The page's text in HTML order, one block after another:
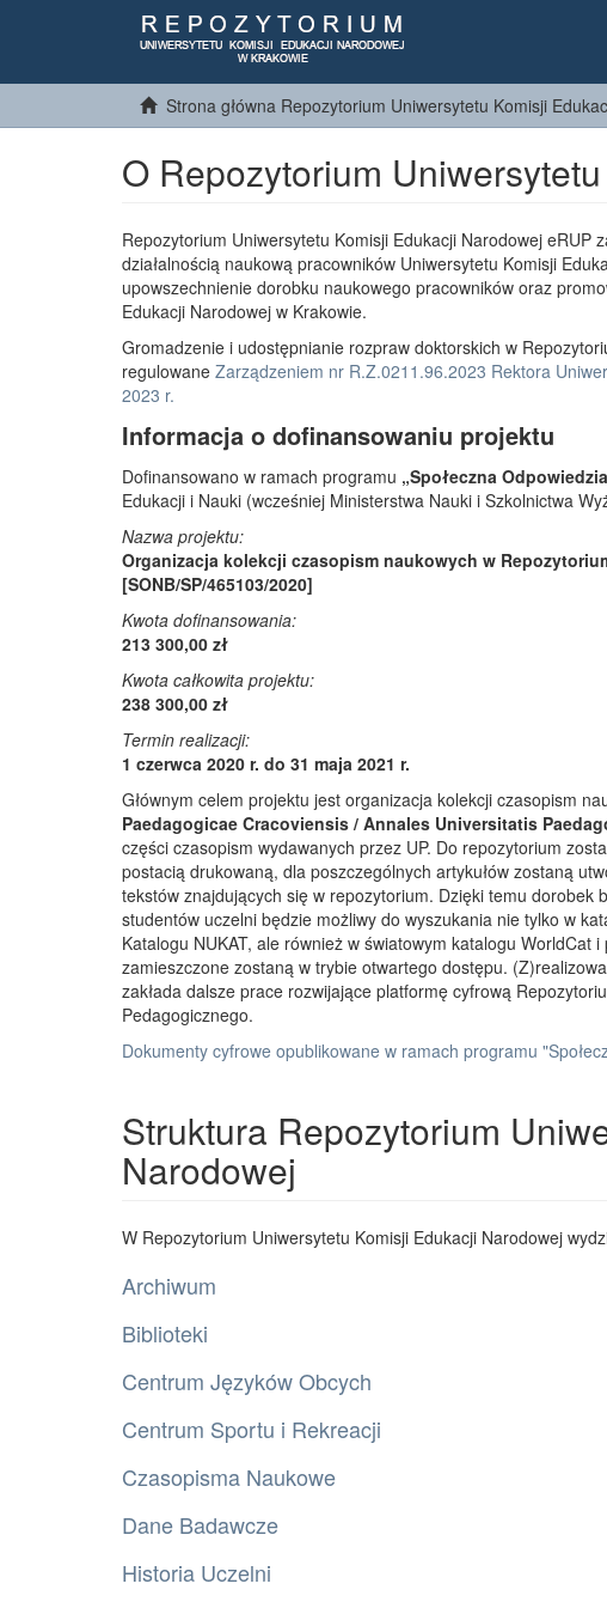
Strona główna Repozytorium Uniwersytetu Komisji
O Repozytorium
Repozytorium Uniwersytetu Komisji Edukacji Narodowej eRUP
działalnością naukową pracowników Uniwersytetu Komisji
upowszechnienie dorobku naukowego pracowników oraz
Edukacji Narodowej w Krakowie.
Gromadzenie i udostępnianie rozpraw doktorskich w
regulowane Zarządzeniem nr R.Z.0211.96.2023 Rektora
2023 r.
Informacja o dofinansowaniu projektu
Dofinansowano w ramach programu „Społeczna
Edukacji i Nauki (wcześniej Ministerstwa Nauki i Szkolnictwa
Nazwa projektu:
Organizacja kolekcji czasopism naukowych w
[SONB/SP/465103/2020]
Kwota dofinansowania:
213 300,00 zł
Kwota całkowita projektu:
238 300,00 zł
Termin realizacji:
1 czerwca 2020 r. do 31 maja 2021 r.
Głównym celem projektu jest organizacja kolekcji czasopism
Paedagogicae Cracoviensis / Annales Universitatis
części czasopism wydawanych przez UP. Do repozytorium
postacią drukowaną, dla poszczególnych artykułów zostaną
tekstów znajdujących się w repozytorium. Dzięki temu
studentów uczelni będzie możliwy do wyszukania nie tylko w
Katalogu NUKAT, ale również w światowym katalogu
zamieszczone zostaną w trybie otwartego dostępu.
zakłada dalsze prace rozwijające platformę cyfrową
Pedagogicznego.
Dokumenty cyfrowe opublikowane w ramach programu
Struktura Repozytorium
Narodowej
W Repozytorium Uniwersytetu Komisji Edukacji Narodowej
Archiwum
Biblioteki
Centrum Języków Obcych
Centrum Sportu i Rekreacji
Czasopisma Naukowe
Dane Badawcze
Historia Uczelni